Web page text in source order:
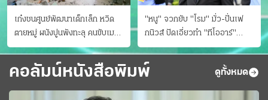
เก๋งชนศูนย์พัฒนาเด็กเล็ก หวิด
ตายหมู่ ผนังปูนพังทะลุ คนขับเมา
ยา
"หนู" จวกยับ "โรม" มั่ว-ปั่นเฟ
กนิวส์ ปัดเอี่ยวทํา "ทีโออาร์"
ต้นทางโกงสอบฉาว
คอลัมน์หนังสือพิมพ์ ดูทั้งหมด